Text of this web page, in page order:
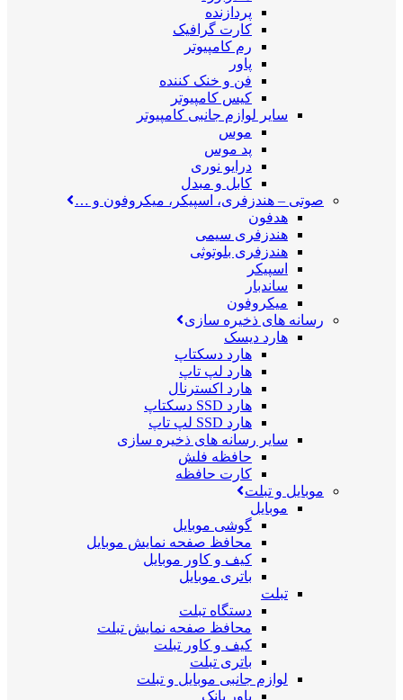
پردازنده
کارت گرافیک
رم کامپیوتر
پاور
فن و خنک کننده
کیس کامپیوتر
سایر لوازم جانبی کامپیوتر
موس
پد موس
درایو نوری
کابل و مبدل
صوتی – هندزفری، اسپیکر، میکروفون و …
هدفون
هندزفری سیمی
هندزفری بلوتوثی
اسپیکر
ساندبار
میکروفون
رسانه های ذخیره سازی
هارد دیسک
هارد دسکتاپ
هارد لپ تاپ
هارد اکسترنال
هارد SSD دسکتاپ
هارد SSD لپ تاپ
سایر رسانه های ذخیره سازی
حافظه فلش
کارت حافظه
موبایل و تبلت
موبایل
گوشی موبایل
محافظ صفحه نمایش موبایل
کیف و کاور موبایل
باتری موبایل
تبلت
دستگاه تبلت
محافظ صفحه نمایش تبلت
کیف و کاور تبلت
باتری تبلت
لوازم جانبی موبایل و تبلت
پاور بانک